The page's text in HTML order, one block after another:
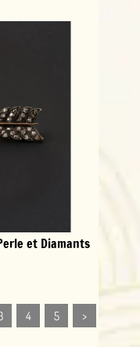
et Diamants
4 5 >